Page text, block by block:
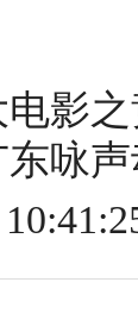
电影
咏